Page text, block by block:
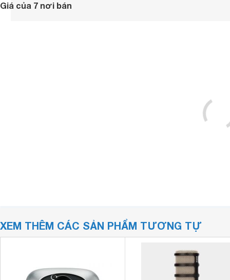
Giá của 7 nơi bán
XEM THÊM CÁC SẢN PHẨM TƯƠNG TỰ